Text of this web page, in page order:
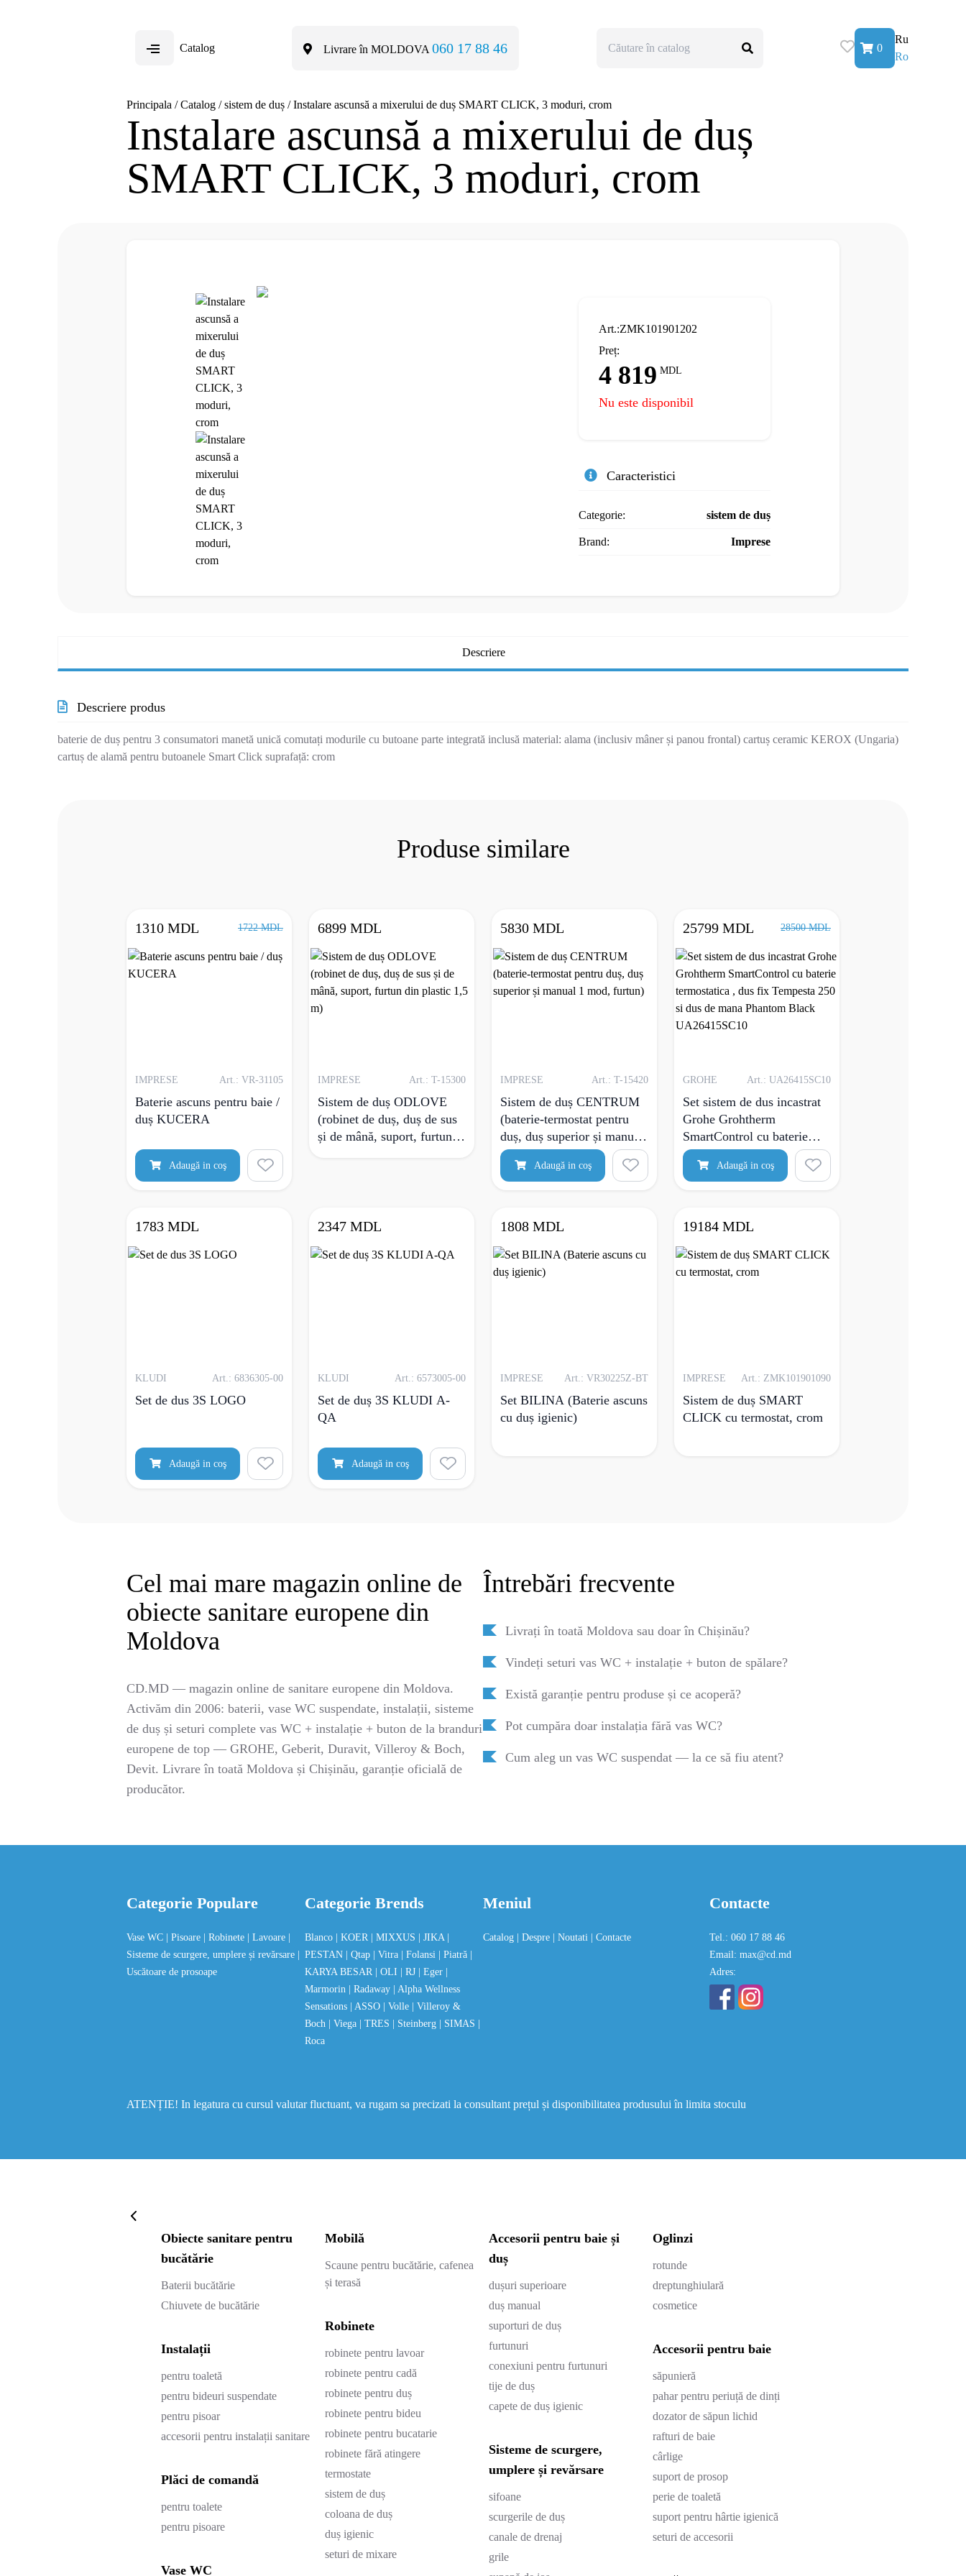
Catalog Livrare în MOLDOVA 060 17 88 46 0
Ru
Ro
Principala / Catalog / sistem de duș / Instalare ascunsă a mixerului de duș SMART CLICK, 3 moduri, crom
Instalare ascunsă a mixerului de duș
SMART CLICK, 3 moduri, crom
Art.:ZMK101901202
Preț:
4 819 MDL
Nu este disponibil
Caracteristici
Categorie: sistem de duș
Brand: Imprese
Descriere
Descriere produs
baterie de duș pentru 3 consumatori manetă unică comutați modurile cu butoane parte integrată inclusă material: alama (inclusiv mâner și panou frontal) cartuș ceramic KEROX (Ungaria)
cartuș de alamă pentru butoanele Smart Click suprafață: crom
Produse similare
1310 MDL 1722 MDL
IMPRESE Art.: VR-31105
Baterie ascuns pentru baie /
duș KUCERA
Adaugă in coş
6899 MDL
IMPRESE Art.: T-15300
Sistem de duș ODLOVE
(robinet de duș, duș de sus
și de mână, suport, furtun
5830 MDL
IMPRESE Art.: T-15420
Sistem de duș CENTRUM
(baterie-termostat pentru
duș, duș superior și manual
1 mod, furtun)
Adaugă in coş
25799 MDL 28500 MDL
GROHE Art.: UA26415SC10
Set sistem de dus incastrat
Grohe Grohtherm
SmartControl cu baterie
termostatica , dus fix
Tempesta 250 si dus de
Adaugă in coş
1783 MDL
KLUDI Art.: 6836305-00
Set de dus 3S LOGO
Adaugă in coş
2347 MDL
KLUDI Art.: 6573005-00
Set de duș 3S KLUDI A-
QA
Adaugă in coş
1808 MDL
IMPRESE Art.: VR30225Z-BT
Set BILINA (Baterie ascuns
cu duș igienic)
19184 MDL
IMPRESE Art.: ZMK101901090
Sistem de duș SMART
CLICK cu termostat, crom
Cel mai mare magazin online de
obiecte sanitare europene din
Moldova
CD.MD — magazin online de sanitare europene din Moldova.
Activăm din 2006: baterii, vase WC suspendate, instalații, sisteme
de duș și seturi complete vas WC + instalație + buton de la branduri
europene de top — GROHE, Geberit, Duravit, Villeroy & Boch,
Devit. Livrare în toată Moldova și Chișinău, garanție oficială de
producător.
Întrebări frecvente
Livrați în toată Moldova sau doar în Chișinău?
Vindeți seturi vas WC + instalație + buton de spălare?
Există garanție pentru produse și ce acoperă?
Pot cumpăra doar instalația fără vas WC?
Cum aleg un vas WC suspendat — la ce să fiu atent?
Categorie Populare
Vase WC | Pisoare | Robinete | Lavoare
Sisteme de scurgere, umplere și revărsare
Uscătoare de prosoape
Categorie Brends
Blanco | KOER | MIXXUS | JIKA
PESTAN
| Qtap | Vitra | Folansi | Piatră
KARYA BESAR
| OLI | RJ | Eger
Marmorin
| Radaway
| Alpha Wellness
Sensations
| ASSO | Volle
| Villeroy &
Boch
| Viega | TRES | Steinberg | SIMAS
Roca
Meniul
Catalog | Despre | Noutati | Contacte
Contacte
Tel.: 060 17 88 46
Email: max@cd.md
Adres:
ATENȚIE! In legatura cu cursul valutar fluctuant, va rugam sa precizati la consultant prețul și disponibilitatea produsului în limita stoculu
Obiecte sanitare pentru
bucătărie
Baterii bucătărie
Chiuvete de bucătărie
Instalații
pentru toaletă
pentru bideuri suspendate
pentru pisoar
accesorii pentru instalații sanitare
Plăci de comandă
pentru toalete
pentru pisoare
Vase WC
Mobilă
Scaune pentru bucătărie, cafenea
și terasă
Robinete
robinete pentru lavoar
robinete pentru cadă
robinete pentru duș
robinete pentru bideu
robinete pentru bucatarie
robinete fără atingere
termostate
sistem de duș
coloana de duș
duș igienic
seturi de mixare
Accesorii pentru baie și
duș
dușuri superioare
duș manual
suporturi de duș
furtunuri
conexiuni pentru furtunuri
tije de duș
capete de duș igienic
Sisteme de scurgere,
umplere și revărsare
sifoane
scurgerile de duș
canale de drenaj
grile
Oglinzi
rotunde
dreptunghiulară
cosmetice
Accesorii pentru baie
săpunieră
pahar pentru periuță de dinți
dozator de săpun lichid
rafturi de baie
cârlige
suport de prosop
perie de toaletă
suport pentru hârtie igienică
seturi de accesorii